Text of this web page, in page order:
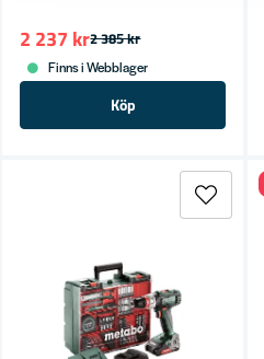
2 385 kr
2 237 kr
Finns i Webblager
Köp